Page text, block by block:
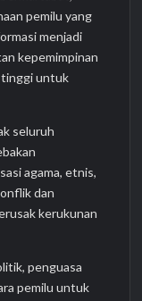
pemilu yang
menjadi
kepemimpinan
tinggi untuk
seluruh
agama, etnis,
dan
kerukunan
penguasa
pemilu untuk